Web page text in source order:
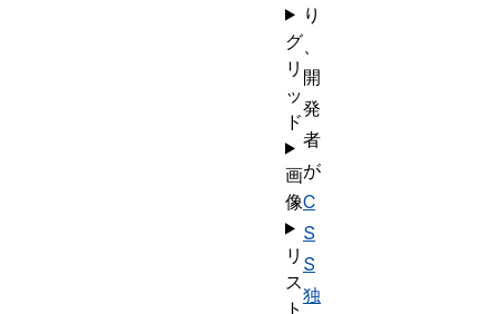
り
開
発
者
が
C
S
S
独
グ
リ
ッ
ド
画
像
リ
ス
ト